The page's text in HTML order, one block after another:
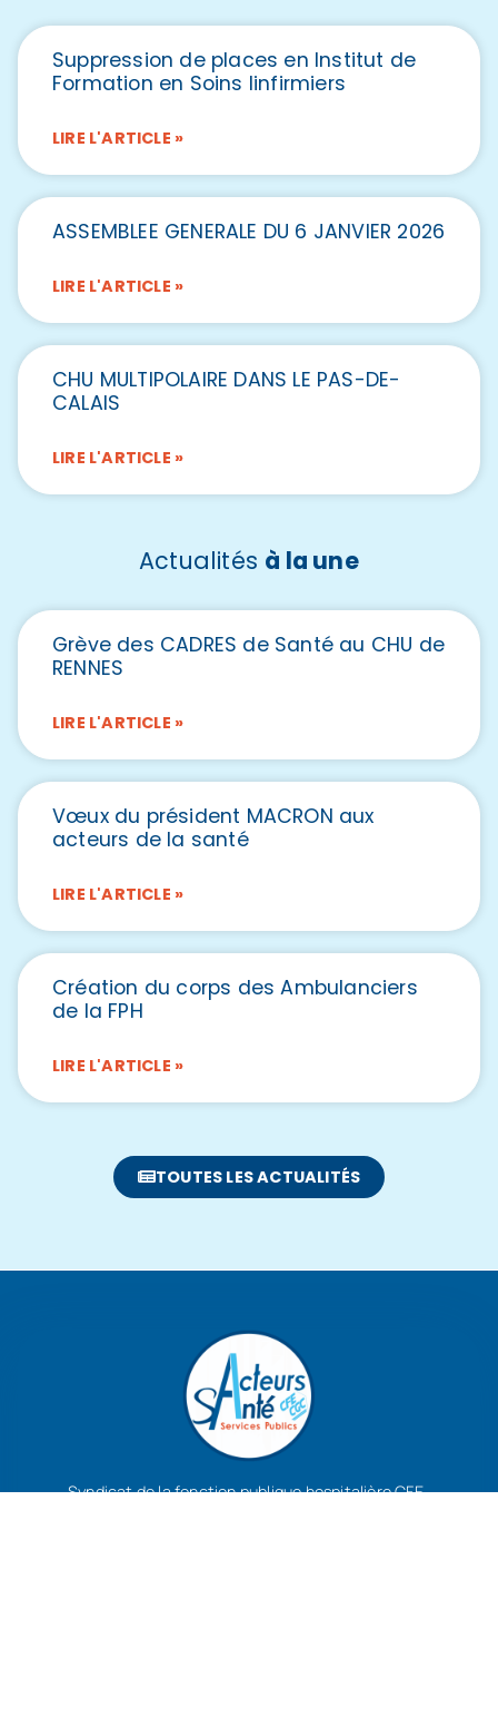
Suppression de places en Institut de
Formation en Soins Iinfirmiers
LIRE L'ARTICLE »
ASSEMBLEE GENERALE DU 6 JANVIER 2026
LIRE L'ARTICLE »
CHU MULTIPOLAIRE DANS LE PAS-DE-
CALAIS
LIRE L'ARTICLE »
Actualités à la une
Grève des CADRES de Santé au CHU de
RENNES
LIRE L'ARTICLE »
Vœux du président MACRON aux
acteurs de la santé
LIRE L'ARTICLE »
Création du corps des Ambulanciers
de la FPH
LIRE L'ARTICLE »
TOUTES LES ACTUALITÉS
Syndicat de la fonction publique hospitalière CFE-